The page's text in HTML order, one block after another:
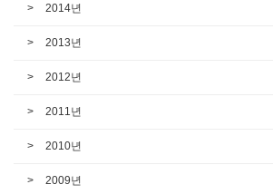
2014년
2013년
2012년
2011년
2010년
2009년